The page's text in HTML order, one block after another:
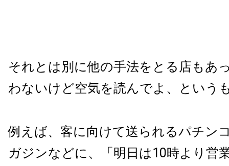
それとは別に他の手法をとる店もあ
わないけど空気を読んでよ、という
例えば、客に向けて送られるパチン
ガジンなどに、「明日は10時より営